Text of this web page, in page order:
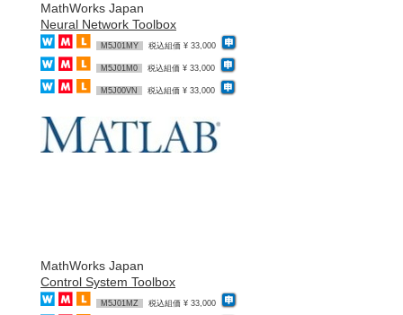
MathWorks Japan
Neural Network Toolbox
M5J01MY 税込組価 ¥ 33,000
M5J01M0 税込組価 ¥ 33,000
M5J00VN 税込組価 ¥ 33,000
MathWorks Japan
Control System Toolbox
M5J01MZ 税込組価 ¥ 33,000